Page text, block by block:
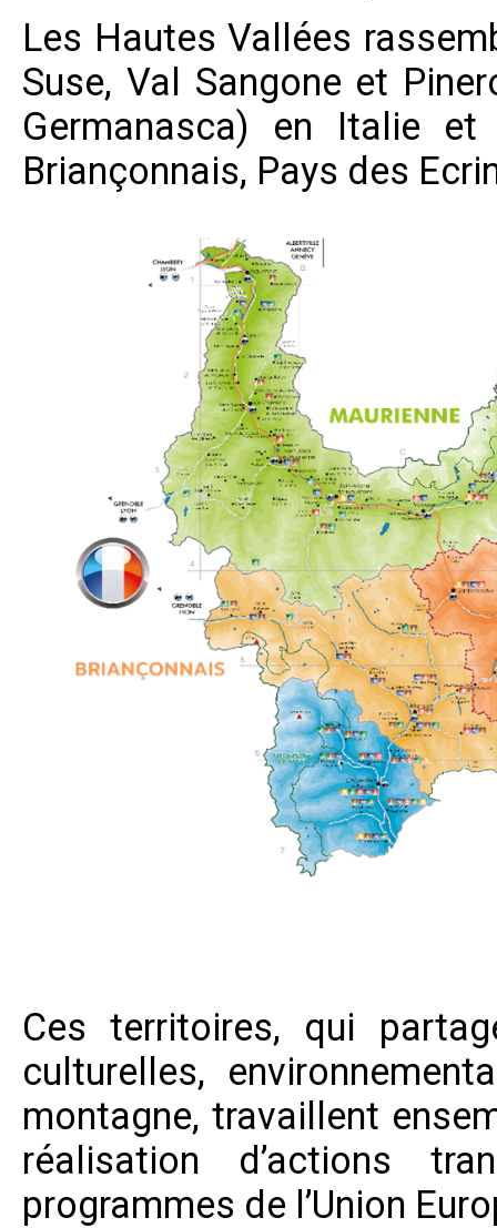
Les Hautes Vallées
Suse, Val Sangone et
Germanasca) en Italie
Briançonnais, Pays des
Ces territoires, qui
culturelles,
montagne, travaillent
réalisation d’actions
programmes de l’Union